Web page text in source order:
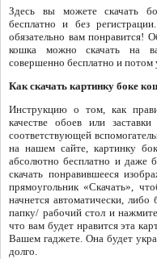
Здесь вы можете скачать
бесплатно и без
обязательно вам понравится!
кошка можно скачать на
совершенно бесплатно и потом
Как скачать картинку боке
Инструкцию о том, как
качестве обоев или
соответствующей
на нашем сайте, картинку
абсолютно бесплатно и даже
скачать понравившееся
прямоугольник «Скачать»,
начнется автоматически,
папку/ рабочий стол и
что вам будет нравится эта
Вашем гаджете. Она будет
долго.